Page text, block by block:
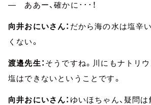
― ああー、確かに･･･！
向井おにいさん： だから海の水は塩辛
くない。
渡邉先生： そうですね。川にもナトリ
塩はできないということです。
向井おにいさん： ゆいほちゃん、疑問